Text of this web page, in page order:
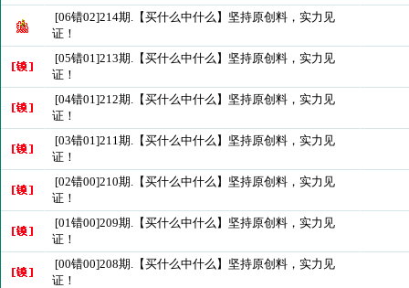
[06错02]214期.【买什么中什么】坚持原创料，实力见
证！
[05错01]213期.【买什么中什么】坚持原创料，实力见
证！
[04错01]212期.【买什么中什么】坚持原创料，实力见
证！
[03错01]211期.【买什么中什么】坚持原创料，实力见
证！
[02错00]210期.【买什么中什么】坚持原创料，实力见
证！
[01错00]209期.【买什么中什么】坚持原创料，实力见
证！
[00错00]208期.【买什么中什么】坚持原创料，实力见
证！